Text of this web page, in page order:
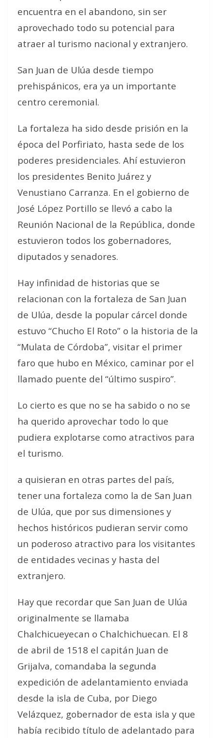
encuentra en el abandono, sin ser
aprovechado todo su potencial para
atraer al turismo nacional y extranjero.
San Juan de Ulúa desde tiempo
prehispánicos, era ya un importante
centro ceremonial.
La fortaleza ha sido desde prisión en la
época del Porfiriato, hasta sede de los
poderes presidenciales. Ahí estuvieron
los presidentes Benito Juárez y
Venustiano Carranza. En el gobierno de
José López Portillo se llevó a cabo la
Reunión Nacional de la República, donde
estuvieron todos los gobernadores,
diputados y senadores.
Hay infinidad de historias que se
relacionan con la fortaleza de San Juan
de Ulúa, desde la popular cárcel donde
estuvo “Chucho El Roto” o la historia de la
“Mulata de Córdoba”, visitar el primer
faro que hubo en México, caminar por el
llamado puente del “último suspiro”.
Lo cierto es que no se ha sabido o no se
ha querido aprovechar todo lo que
pudiera explotarse como atractivos para
el turismo.
a quisieran en otras partes del país,
tener una fortaleza como la de San Juan
de Ulúa, que por sus dimensiones y
hechos históricos pudieran servir como
un poderoso atractivo para los visitantes
de entidades vecinas y hasta del
extranjero.
Hay que recordar que San Juan de Ulúa
originalmente se llamaba
Chalchicueyecan o Chalchichuecan. El 8
de abril de 1518 el capitán Juan de
Grijalva, comandaba la segunda
expedición de adelantamiento enviada
desde la isla de Cuba, por Diego
Velázquez, gobernador de esta isla y que
había recibido título de adelantado para